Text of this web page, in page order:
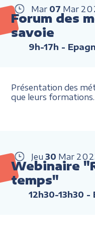
Mar 07 Mar
Forum des
savoie
9h-17h -
Présentation des
que leurs formations.
Jeu 30 Mar
Webinaire
temps"
12h30-13h30 -